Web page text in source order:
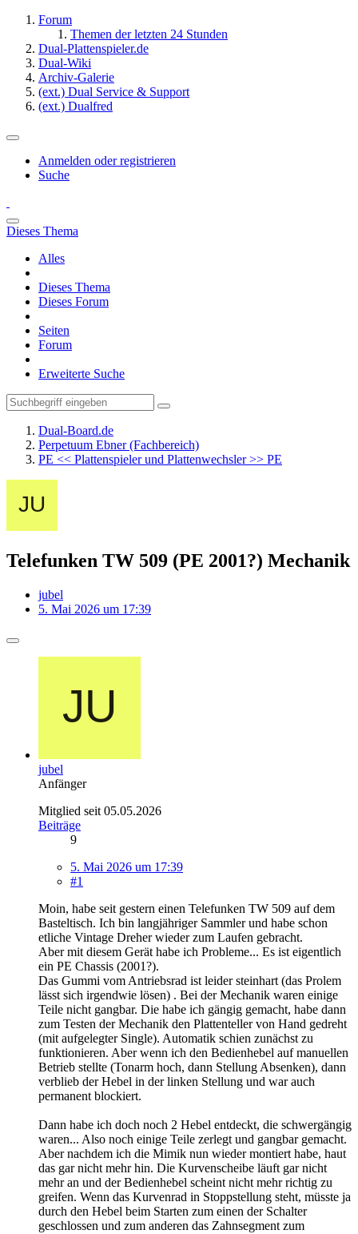
Forum
Themen der letzten 24 Stunden
Dual-Plattenspieler.de
Dual-Wiki
Archiv-Galerie
(ext.) Dual Service & Support
(ext.) Dualfred
Anmelden oder registrieren
Suche
Dieses Thema
Alles
Dieses Thema
Dieses Forum
Seiten
Forum
Erweiterte Suche
Dual-Board.de
Perpetuum Ebner (Fachbereich)
PE << Plattenspieler und Plattenwechsler >> PE
Telefunken TW 509 (PE 2001?) Mechanik
jubel
5. Mai 2026 um 17:39
jubel
Anfänger
Mitglied seit 05.05.2026
Beiträge
9
5. Mai 2026 um 17:39
#1
Moin, habe seit gestern einen Telefunken TW 509 auf dem
Basteltisch. Ich bin langjähriger Sammler und habe schon
etliche Vintage Dreher wieder zum Laufen gebracht.
Aber mit diesem Gerät habe ich Probleme... Es ist eigentlich
ein PE Chassis (2001?).
Das Gummi vom Antriebsrad ist leider steinhart (das Prolem
lässt sich irgendwie lösen) . Bei der Mechanik waren einige
Teile nicht gangbar. Die habe ich gängig gemacht, habe dann
zum Testen der Mechanik den Plattenteller von Hand gedreht
(mit aufgelegter Single). Automatik schien zunächst zu
funktionieren. Aber wenn ich den Bedienhebel auf manuellen
Betrieb stellte (Tonarm hoch, dann Stellung Absenken), dann
verblieb der Hebel in der linken Stellung und war auch
permanent blockiert.
Dann habe ich doch noch 2 Hebel entdeckt, die schwergängig
waren... Also noch einige Teile zerlegt und gangbar gemacht.
Aber nachdem ich die Mimik nun wieder montiert habe, haut
das gar nicht mehr hin. Die Kurvenscheibe läuft gar nicht
mehr an und der Bedienhebel scheint nicht mehr richtig zu
greifen. Wenn das Kurvenrad in Stoppstellung steht, müsste ja
durch den Hebel beim Starten zum einen der Schalter
geschlossen und zum anderen das Zahnsegment zum